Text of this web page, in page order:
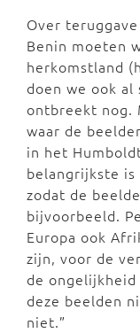
Over
Benin moeten
herkomstland
doen we ook al
ontbreekt nog.
waar de
in het
belangrijkste
zodat de
bijvoorbeeld.
Europa ook
zijn, voor de
de
deze beelden
niet.”